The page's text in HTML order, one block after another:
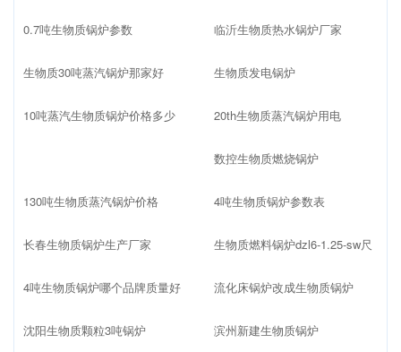
0.7吨生物质锅炉参数
生物质30吨蒸汽锅炉那家好
10吨蒸汽生物质锅炉价格多少
临沂生物质热水锅炉厂家
生物质发电锅炉
20th生物质蒸汽锅炉用电
数控生物质燃烧锅炉
130吨生物质蒸汽锅炉价格
长春生物质锅炉生产厂家
4吨生物质锅炉哪个品牌质量好
沈阳生物质颗粒3吨锅炉
4吨生物质锅炉参数表
生物质燃料锅炉dzl6-1.25-sw尺
流化床锅炉改成生物质锅炉
滨州新建生物质锅炉